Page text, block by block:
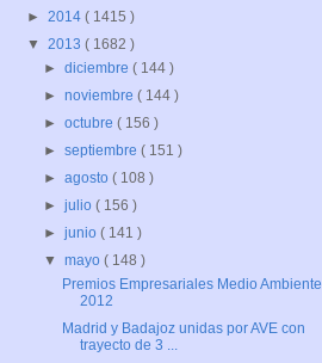
► 2014 ( 1415 )
▼ 2013 ( 1682 )
►diciembre( 144 )
►noviembre( 144 )
►octubre( 156 )
►septiembre( 151 )
►agosto( 108 )
►julio( 156 )
►junio( 141 )
▼mayo( 148 )
Premios Empresariales Medio Ambiente
2012
Madrid y Badajoz unidas por AVE con
trayecto de 3 ...